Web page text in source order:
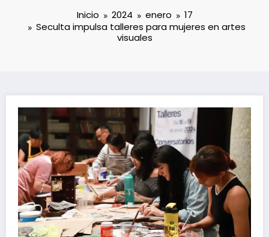
Inicio 2024 enero
17
Seculta impulsa talleres para mujeres en artes
visuales